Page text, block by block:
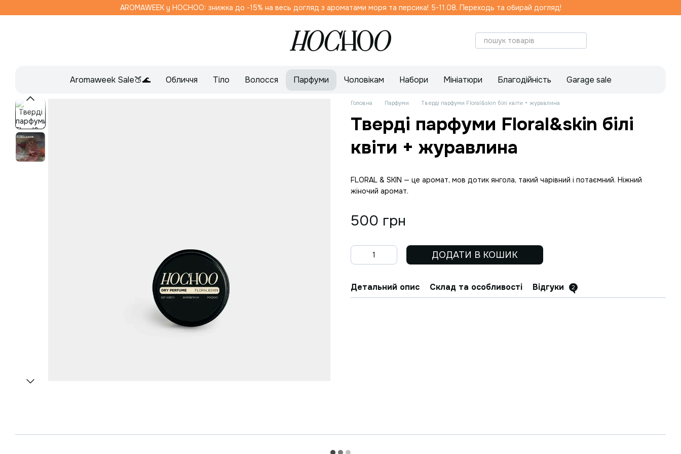
Перейти до основного контентуAROMAWEEK y HOCHOO: знижка до -15% на весь догляд з ароматами моря та персика! 5-11.08. Переходь та обирай догляд!
Aromaweek Sale🍑🌊 Обличчя Тіло Волосся Парфуми Чоловікам Набори Мініатюри Благодійність Garage sale
Головна Парфуми Тверді парфуми Floral&skin білі квіти + журавлина
Тверді парфуми Floral&skin білі
квіти + журавлина
FLORAL & SKIN — це аромат, мов дотик янгола, такий чарівний і потаємний. Ніжний
жіночий аромат.
500 грн
ДОДАТИ В КОШИК
Детальний опис Склад та особливості Відгуки 2